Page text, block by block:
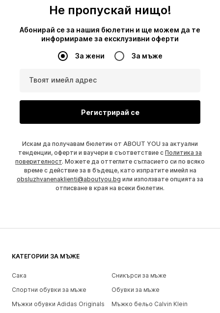
Не пропускай нищо!
Абонирай се за нашия бюлетин и ще можем да те
информираме за ексклузивни оферти
За жени За мъже
Твоят имейл адрес
Регистрирай се
Искам да получавам бюлетин от ABOUT YOU за актуални
тенденции, оферти и ваучери в съответствие с Политика за
поверителност. Можете да оттеглите съгласието си по всяко
време с действие за в бъдеще, като изпратите имейл на
obsluzhvanenaklienti@aboutyou.bg или използвате опцията за
отписване в края на всеки бюлетин.
КАТЕГОРИИ ЗА МЪЖЕ
Сака
Сникърси за мъже
Спортни обувки за мъже
Обувки за мъже
Мъжки обувки Adidas Originals
Мъжко бельо Calvin Klein